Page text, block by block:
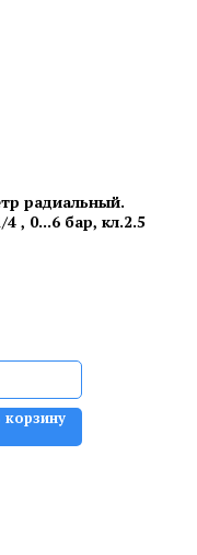
радиальный.
, 0...6 бар, кл.2.5
корзину